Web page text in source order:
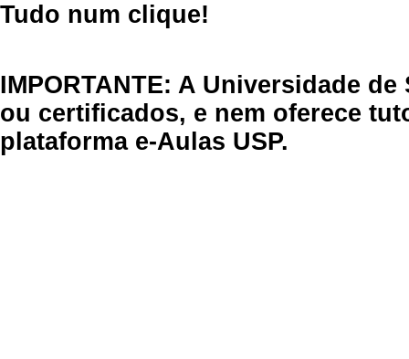
Tudo num clique!
IMPORTANTE: A Universidade
ou certificados, e nem oferece
plataforma e-Aulas USP.